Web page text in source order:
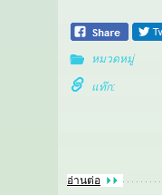
หมวดหมู่
แท๊ก:
อ่านต่อ